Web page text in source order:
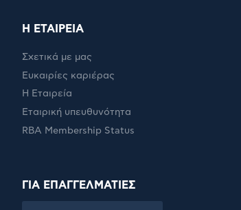
Η ΕΤΑΙΡΕΙΑ
Σχετικά με μας
Ευκαιρίες καριέρας
Η Εταιρεία
Εταιρική υπευθυνότητα
RBA Membership Status
ΓΙΑ ΕΠΑΓΓΕΛΜΑΤΙΕΣ